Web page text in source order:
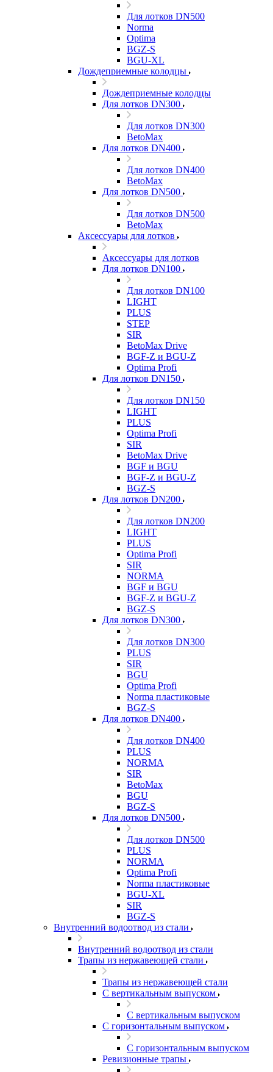
Для лотков DN500
Norma
Optima
BGZ-S
BGU-XL
Дождеприемные колодцы
Дождеприемные колодцы
Для лотков DN300
Для лотков DN300
BetoMax
Для лотков DN400
Для лотков DN400
BetoMax
Для лотков DN500
Для лотков DN500
BetoMax
Аксессуары для лотков
Аксессуары для лотков
Для лотков DN100
Для лотков DN100
LIGHT
PLUS
STEP
SIR
BetoMax Drive
BGF-Z и BGU-Z
Optima Profi
Для лотков DN150
Для лотков DN150
LIGHT
PLUS
Optima Profi
SIR
BetoMax Drive
BGF и BGU
BGF-Z и BGU-Z
BGZ-S
Для лотков DN200
Для лотков DN200
LIGHT
PLUS
Optima Profi
SIR
NORMA
BGF и BGU
BGF-Z и BGU-Z
BGZ-S
Для лотков DN300
Для лотков DN300
PLUS
SIR
BGU
Optima Profi
Norma пластиковые
BGZ-S
Для лотков DN400
Для лотков DN400
PLUS
NORMA
SIR
BetoMax
BGU
BGZ-S
Для лотков DN500
Для лотков DN500
PLUS
NORMA
Optima Profi
Norma пластиковые
BGU-XL
SIR
BGZ-S
Внутренний водоотвод из стали
Внутренний водоотвод из стали
Трапы из нержавеющей стали
Трапы из нержавеющей стали
С вертикальным выпуском
С вертикальным выпуском
С горизонтальным выпуском
С горизонтальным выпуском
Ревизионные трапы